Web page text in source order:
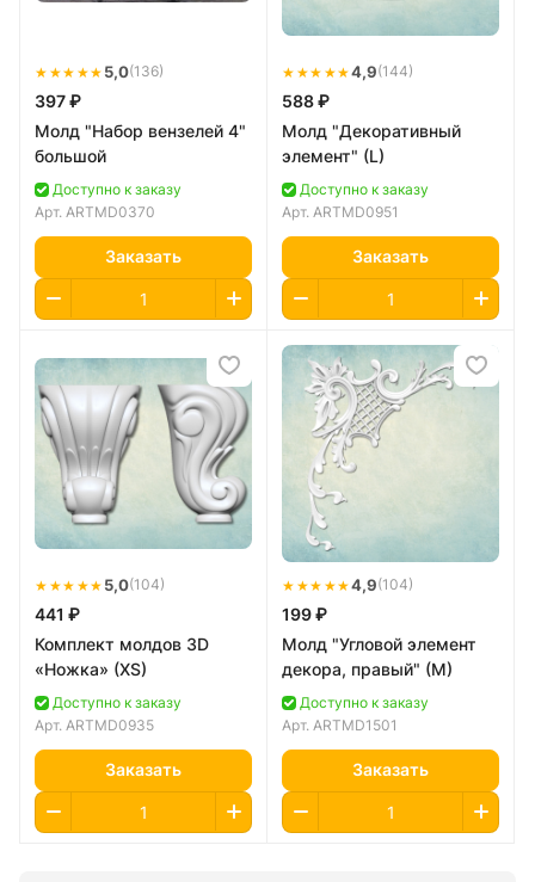
★★★★★ 5,0(136)
397 ₽
Молд "Набор вензелей 4"
большой
Доступно к заказу
Арт. ARTMD0370
Заказать
★★★★★4,9(144)
588 ₽
Молд "Декоративный
элемент" (L)
Доступно к заказу
Арт. ARTMD0951
Заказать
★★★★★ 5,0(104)
441 ₽
Комплект молдов 3D
«Ножка» (XS)
Доступно к заказу
Арт. ARTMD0935
Заказать
★★★★★4,9(104)
199 ₽
Молд "Угловой элемент
декора, правый" (M)
Доступно к заказу
Арт. ARTMD1501
Заказать